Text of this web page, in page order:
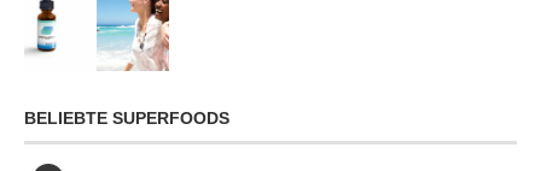
BELIEBTE SUPERFOODS